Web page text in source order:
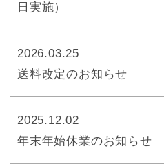
日実施）
2026.03.25
送料改定のお知らせ
2025.12.02
年末年始休業のお知らせ